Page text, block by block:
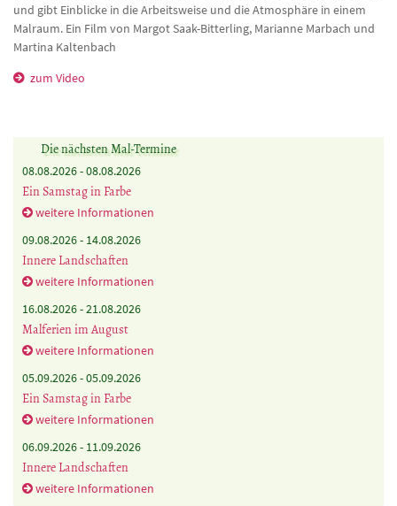
und gibt Einblicke in die Arbeitsweise und die Atmosphäre in einem
Malraum. Ein Film von Margot Saak-Bitterling, Marianne Marbach und
Martina Kaltenbach
zum Video
Die nächsten Mal-Termine
08.08.2026 -08.08.2026
Ein Samstag in Farbe
weitere Informationen
09.08.2026 - 14.08.2026
Innere Landschaften
weitere Informationen
16.08.2026 -21.08.2026
Malferien im August
weitere Informationen
05.09.2026 -05.09.2026
Ein Samstag in Farbe
weitere Informationen
06.09.2026 - 11.09.2026
Innere Landschaften
weitere Informationen